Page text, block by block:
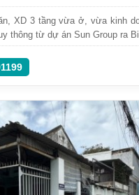
XD 3 tầng vừa ở, vừa kinh
thông từ dự án Sun Group ra